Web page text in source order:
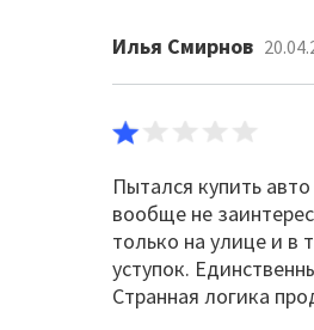
Илья Смирнов
Пытался купить
вообще не
только на улице и в
уступок.
Странная логика